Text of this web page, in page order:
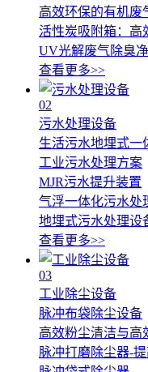
高效环保的有机废
活性炭吸附箱：高
UV光解废气除臭
查看更多>>
02
污水处理设备
生活污水地埋式一
工业污水处理方案
MJR污水提升装置
气浮一体化污水处
地埋式污水处理设
查看更多>>
03
工业除尘设备
脉冲布袋除尘设备
高效粉尘清洁与高
脉冲打磨除尘器-